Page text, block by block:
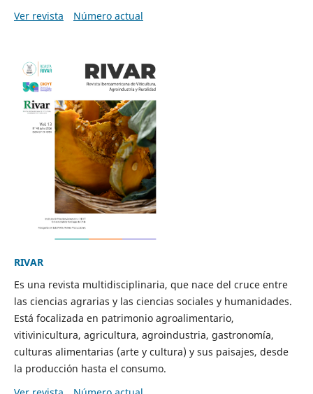
Ver revista
Número actual
RIVAR
Es una revista multidisciplinaria, que nace del cruce entre
las ciencias agrarias y las ciencias sociales y humanidades.
Está focalizada en patrimonio agroalimentario,
vitivinicultura, agricultura, agroindustria, gastronomía,
culturas alimentarias (arte y cultura) y sus paisajes, desde
la producción hasta el consumo.